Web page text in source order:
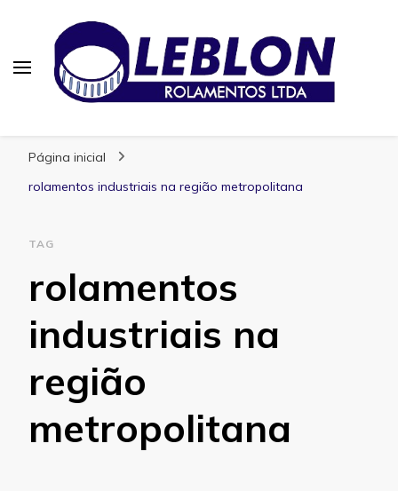
Página inicial
rolamentos industriais na região metropolitana
TAG
rolamentos
industriais na
região
metropolitana